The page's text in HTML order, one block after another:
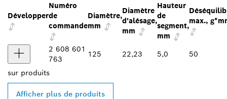
Développer
Numéro
de
commande
Diamètre,
mm
Diamètre
d'alésage,
mm
Hauteur
de
segment,
mm
max.,
2 608 601
763
125 22,23 5,0 50
sur produits
Afficher plus de produits